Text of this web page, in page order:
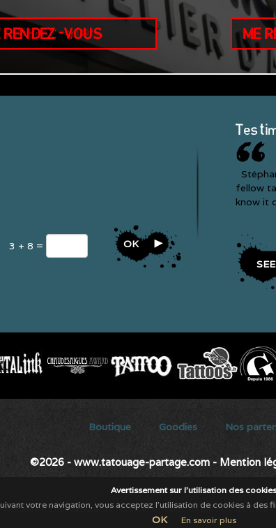
RENDEZ-VOUS ME
3 + 8 = OK
fellow
know it
Boutique Goodies Nos
©2026 - www.tatouage-partage.com - Mention
Restaurant Chaudes-aigues-Brasserie -Salon de thé -coffee shop -
Avertissement sur l'utilisation des cookies
votre navigation, vous acceptez l'utilisation de cookies à des
OK En savoir plus